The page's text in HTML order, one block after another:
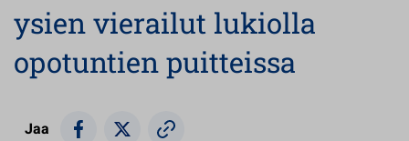
ysien vierailut lukiolla
opotuntien puitteissa
Jaa